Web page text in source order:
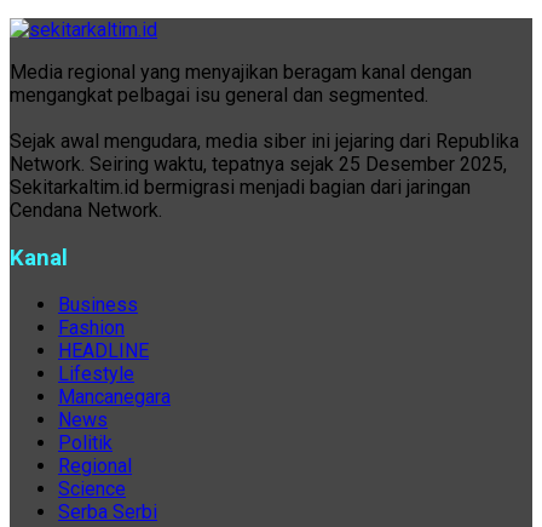
Media regional yang menyajikan beragam kanal dengan
mengangkat pelbagai isu general dan segmented.
Sejak awal mengudara, media siber ini jejaring dari Republika
Network. Seiring waktu, tepatnya sejak 25 Desember 2025,
Sekitarkaltim.id bermigrasi menjadi bagian dari jaringan
Cendana Network.
Kanal
Business
Fashion
HEADLINE
Lifestyle
Mancanegara
News
Politik
Regional
Science
Serba Serbi